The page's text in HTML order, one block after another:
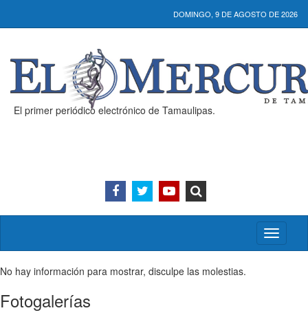
DOMINGO, 9 DE AGOSTO DE 2026
El primer periódico electrónico de Tamaulipas.
Activar/
menú
No hay información para mostrar, disculpe las molestias.
Fotogalerías